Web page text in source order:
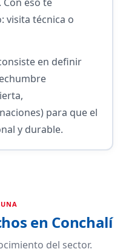
visita técnica o
en definir
para que el
y durable.
en Conchalí
del sector.